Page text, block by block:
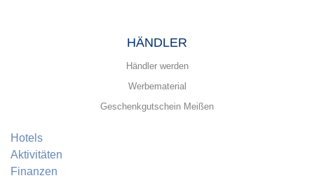
HÄNDLER
Händler werden
Werbematerial
Geschenkgutschein Meißen
Hotels
Aktivitäten
Finanzen